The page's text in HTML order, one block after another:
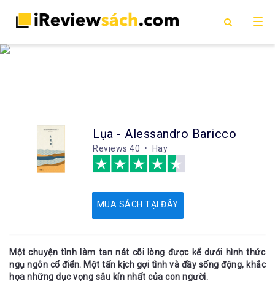
Lụa - Alessandro Baricco
Reviews 40 • Hay
MUA SÁCH TẠI ĐÂY
Một chuyện tình làm tan nát cõi lòng được kể dưới hình thức
ngụ ngôn cổ điển. Một tấn kịch gợi tình và đầy sống động, khắc
họa những dục vọng sâu kín nhất của con người.